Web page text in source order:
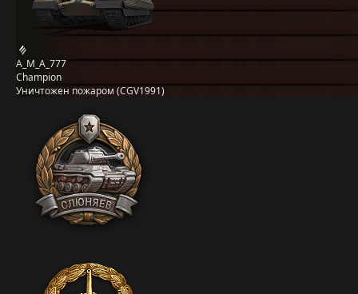
A_M_A_777
Champion
Уничтожен пожаром (CGV1991)